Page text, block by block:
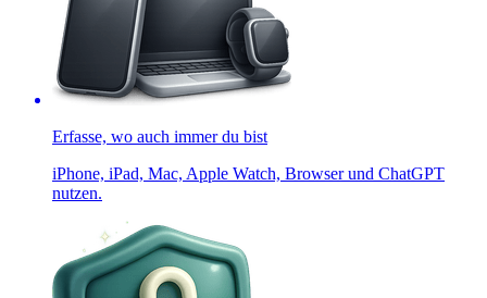
Erfasse, wo auch immer du bist
iPhone, iPad, Mac, Apple Watch, Browser und ChatGPT
nutzen.